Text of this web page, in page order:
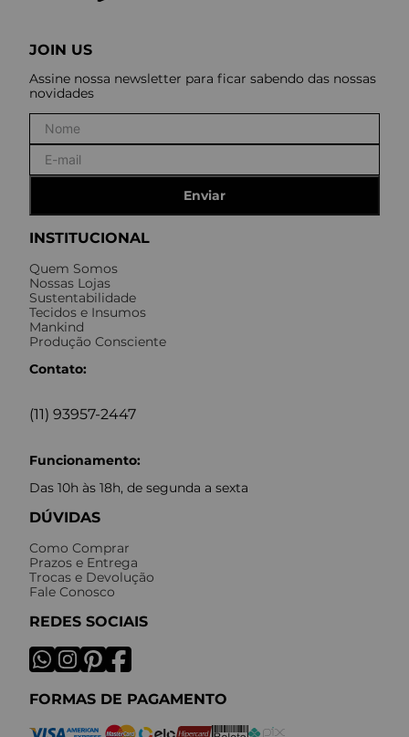
INSTITUCIONAL
Quem Somos
Nossas Lojas
Sustentabilidade
Tecidos e Insumos
Mankind
Produção Consciente
Contato:
(11) 93957-2447
Funcionamento:
Das 10h às 18h, de segunda a sexta
DÚVIDAS
Como Comprar
Prazos e Entrega
Trocas e Devolução
Fale Conosco
REDES SOCIAIS
FORMAS DE PAGAMENTO
JOIN US
Assine nossa newsletter para ficar sabendo das nossas
novidades
Enviar